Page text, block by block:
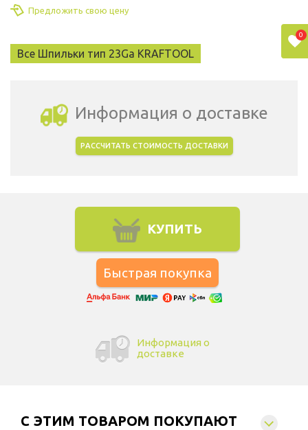
Предложить свою цену
Все Шпильки тип 23Ga KRAFTOOL
Информация о доставке
РАССЧИТАТЬ СТОИМОСТЬ ДОСТАВКИ
КУПИТЬ
Информация о
доставке
C ЭТИМ ТОВАРОМ ПОКУПАЮТ
0